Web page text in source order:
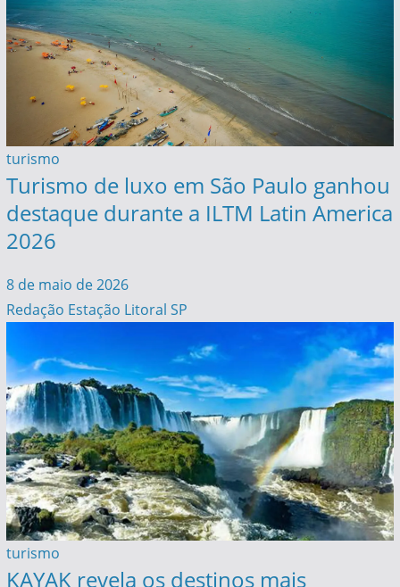
turismo
Turismo de luxo em São Paulo ganhou
destaque durante a ILTM Latin America
2026
8 de maio de 2026
Redação Estação Litoral SP
turismo
KAYAK revela os destinos mais